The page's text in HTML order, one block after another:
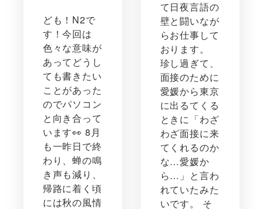
ども！N2で
す！今回は
色々な意味が
あってどうし
ても書きたい
ことがあった
のでパソコン
と向き合って
います👀 8月
も一昨日で終
わり、蝉の鳴
き声も減り、
帰路に着く頃
には秋の風情
て日夜言語の
壁と闘いなが
らお仕事して
おります。
珍し過ぎて、
面接のために
愛媛から東京
に出るてくる
ときに「わざ
わざ面接に来
てくれるのか
な…愛媛か
ら…」と言わ
れていたみた
いです。 そ